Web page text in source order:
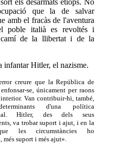
els desarmats etíops. No
que la de salvar
amb el fracàs de l'aventura
poble italià es revoltés i
de la llibertat i de la
infantar Hitler, el nazisme.
creure que la República de
se, únicament per raons
Van contribuir-hi, també,
d'una política
Hitler, des dels seus
va trobar suport i ajut, i en la
les circumstàncies ho
més suport i més ajut».